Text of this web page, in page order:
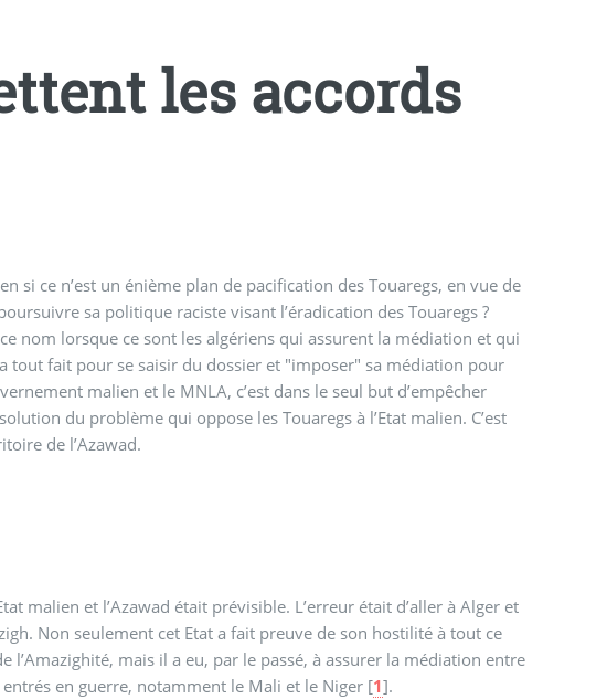
les accords
si ce n’est un énième plan de pacification des Touaregs, en vue de
sa politique raciste visant l’éradication des Touaregs ?
nom lorsque ce sont les algériens qui assurent la médiation et qui
tout fait pour se saisir du dossier et "imposer" sa médiation pour
malien et le MNLA, c’est dans le seul but d’empêcher
du problème qui oppose les Touaregs à l’Etat malien. C’est
de l’Azawad.
malien et l’Azawad était prévisible. L’erreur était d’aller à Alger et
Non seulement cet Etat a fait preuve de son hostilité à tout ce
l’Amazighité, mais il a eu, par le passé, à assurer la médiation entre
en guerre, notamment le Mali et le Niger [1].